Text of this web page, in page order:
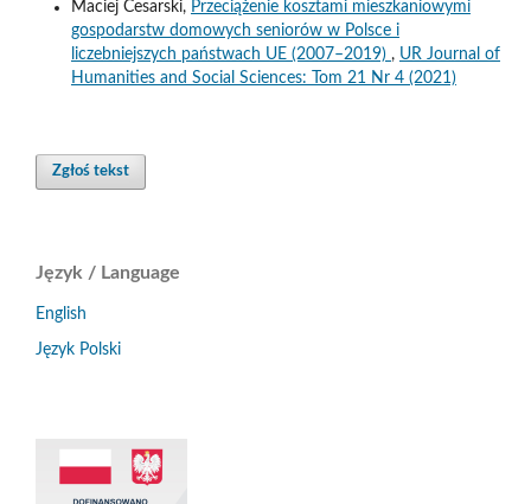
Maciej Cesarski, Przeciążenie kosztami mieszkaniowymi
gospodarstw domowych seniorów w Polsce i
liczebniejszych państwach UE (2007–2019) , UR Journal of
Humanities and Social Sciences: Tom 21 Nr 4 (2021)
Zgłoś tekst
Język / Language
English
Język Polski